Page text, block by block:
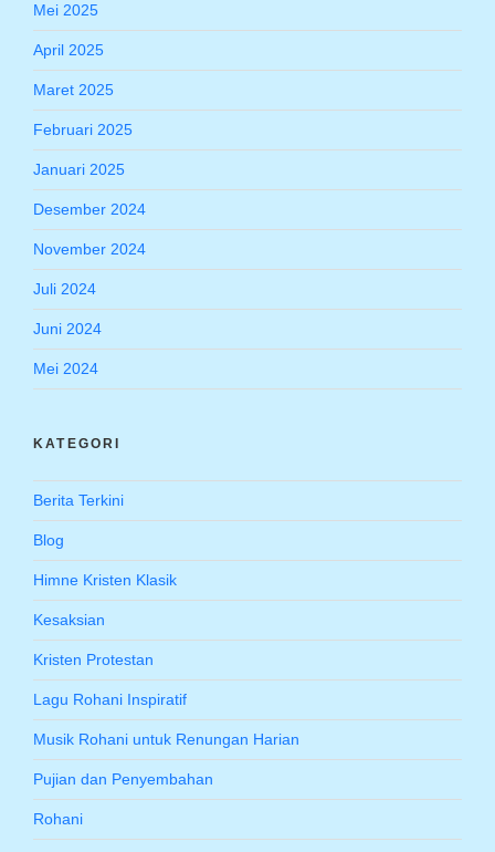
Mei 2025
April 2025
Maret 2025
Februari 2025
Januari 2025
Desember 2024
November 2024
Juli 2024
Juni 2024
Mei 2024
KATEGORI
Berita Terkini
Blog
Himne Kristen Klasik
Kesaksian
Kristen Protestan
Lagu Rohani Inspiratif
Musik Rohani untuk Renungan Harian
Pujian dan Penyembahan
Rohani